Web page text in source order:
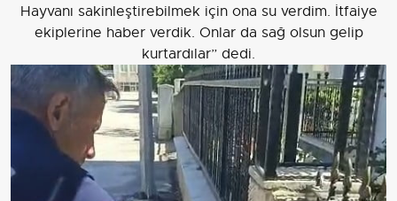
Hayvanı sakinleştirebilmek için ona su verdim. İtfaiye
ekiplerine haber verdik. Onlar da sağ olsun gelip
kurtardılar” dedi.